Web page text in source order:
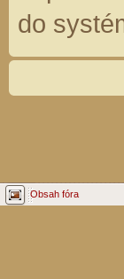
do
Obsah fóra